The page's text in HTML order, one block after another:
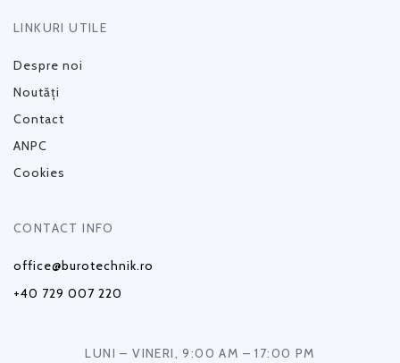
LINKURI UTILE
Despre noi
Noutăți
Contact
ANPC
Cookies
CONTACT INFO
office@burotechnik.ro
+40 729 007 220
LUNI – VINERI, 9:00 AM – 17:00 PM